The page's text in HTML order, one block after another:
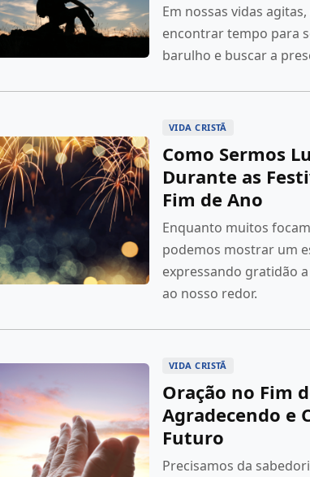
Em nossas vidas
encontrar tempo para
barulho e buscar a
VIDA CRISTÃ
Como Sermos
Durante as
Fim de Ano
Enquanto muitos
podemos mostrar um
expressando gratidão
ao nosso redor.
VIDA CRISTÃ
Oração no Fim
Agradecendo e
Futuro
Precisamos da